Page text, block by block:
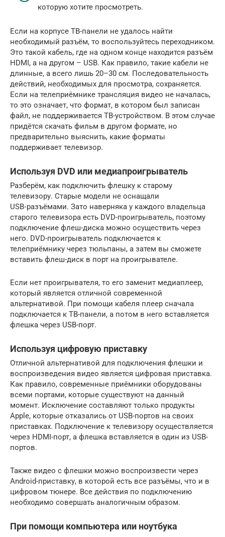
которую хотите просмотреть.
Если на корпусе ТВ-панели не удалось найти
необходимый разъём, то воспользуйтесь переходником.
Это такой кабель, где на одном конце находится разъём
HDMI, а на другом – USB. Как правило, такие кабели не
длинные, а всего лишь 20–30 см. Последовательность
действий, необходимых для просмотра, сохраняется.
Если на телеприёмнике трансляция видео не началась,
то это означает, что формат, в котором был записан
файл, не поддерживается ТВ-устройством. В этом случае
придётся скачать фильм в другом формате, но
предварительно выяснить, какие форматы
поддерживает телевизор.
Используя DVD или медиапроигрыватель
Разберём, как подключить флешку к старому
телевизору. Старые модели не оснащали
USB‑разъёмами. Зато наверняка у каждого владельца
старого телевизора есть DVD-проигрыватель, поэтому
подключение флеш-диска можно осуществить через
него. DVD-проигрыватель подключается к
телеприёмнику через тюльпаны, а затем вы сможете
вставить флеш-диск в порт на проигрывателе.
Если нет проигрывателя, то его заменит медиаплеер,
который является отличной современной
альтернативой. При помощи кабеля плеер сначала
подключается к ТВ-панели, а потом в него вставляется
флешка через USB-порт.
Используя цифровую приставку
Отличной альтернативой для подключения флешки и
воспроизведения видео является цифровая приставка.
Как правило, современные приёмники оборудованы
всеми портами, которые существуют на данный
момент. Исключение составляют только продукты
Apple, которые отказались от USB-портов на своих
приставках. Подключение к телевизору осуществляется
через HDMI-порт, а флешка вставляется в один из USB-
портов.
Также видео с флешки можно воспроизвести через
Android-приставку, в которой есть все разъёмы, что и в
цифровом тюнере. Все действия по подключению
необходимо совершать аналогичным образом.
При помощи компьютера или ноутбука